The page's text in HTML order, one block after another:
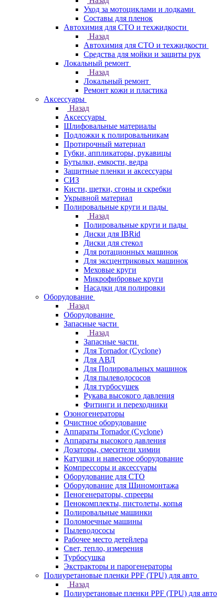
Уход за мотоциклами и лодками
Составы для пленок
Автохимия для СТО и техжидкости
Назад
Автохимия для СТО и техжидкости
Средства для мойки и защиты рук
Локальный ремонт
Назад
Локальный ремонт
Ремонт кожи и пластика
Аксессуары
Назад
Аксессуары
Шлифовальные материалы
Подложки к полировальникам
Протирочный материал
Губки, аппликаторы, рукавицы
Бутылки, емкости, ведра
Защитные пленки и аксессуары
СИЗ
Кисти, щетки, сгоны и скребки
Укрывной материал
Полировальные круги и пады
Назад
Полировальные круги и пады
Диски для IBRid
Диски для стекол
Для ротационных машинок
Для эксцентриковых машинок
Меховые круги
Микрофибровые круги
Насадки для полировки
Оборудование
Назад
Оборудование
Запасные части
Назад
Запасные части
Для Tornador (Cyclone)
Для АВД
Для Полировальных машинок
Для пылеводососов
Для турбосушек
Рукава высокого давления
Фитинги и переходники
Озоногенераторы
Очистное оборудование
Аппараты Tornador (Cyclone)
Аппараты высокого давления
Дозаторы, смесители химии
Катушки и навесное оборудование
Компрессоры и аксессуары
Оборудование для СТО
Оборудование для Шиномонтажа
Пеногенераторы, спрееры
Пенокомплекты, пистолеты, копья
Полировальные машинки
Поломоечные машины
Пылеводососы
Рабочее место детейлера
Свет, тепло, измерения
Турбосушка
Экстракторы и парогенераторы
Полиуретановые пленки PPF (TPU) для авто
Назад
Полиуретановые пленки PPF (TPU) для авто